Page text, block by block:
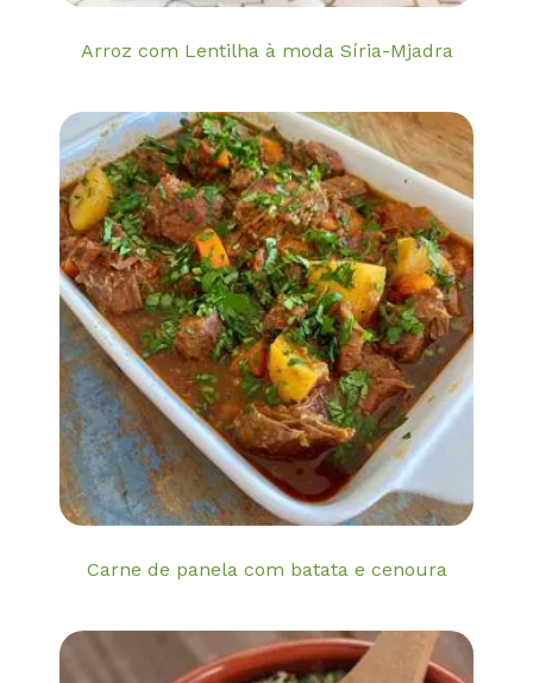
Arroz com Lentilha à moda Síria-Mjadra
Carne de panela com batata e cenoura